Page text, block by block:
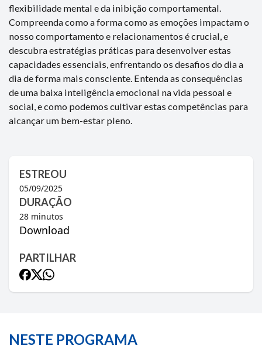
flexibilidade mental e da inibição comportamental.
Compreenda como a forma como as emoções impactam o
nosso comportamento e relacionamentos é crucial, e
descubra estratégias práticas para desenvolver estas
capacidades essenciais, enfrentando os desafios do dia a
dia de forma mais consciente. Entenda as consequências
de uma baixa inteligência emocional na vida pessoal e
social, e como podemos cultivar estas competências para
alcançar um bem-estar pleno.
ESTREOU
05/09/2025
DURAÇÃO
28 minutos
Download
PARTILHAR
NESTE PROGRAMA